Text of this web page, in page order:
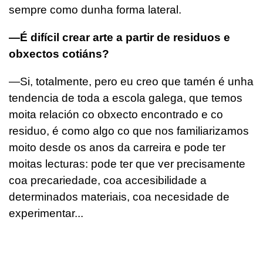
sempre como dunha forma lateral.
—É difícil crear arte a partir de residuos e
obxectos cotiáns?
—Si, totalmente, pero eu creo que tamén é unha
tendencia de toda a escola galega, que temos
moita relación co obxecto encontrado e co
residuo, é como algo co que nos familiarizamos
moito desde os anos da carreira e pode ter
moitas lecturas: pode ter que ver precisamente
coa precariedade, coa accesibilidade a
determinados materiais, coa necesidade de
experimentar...